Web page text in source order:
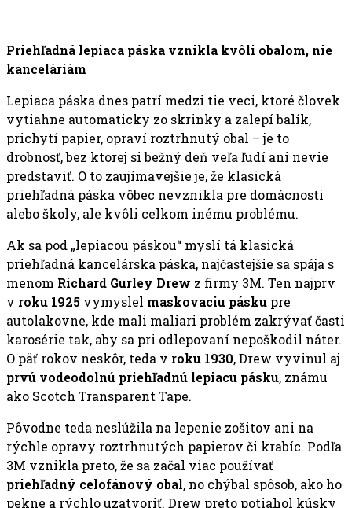
Priehľadná lepiaca páska vznikla kvôli obalom, nie
kanceláriám
Lepiaca páska dnes patrí medzi tie veci, ktoré človek
vytiahne automaticky zo skrinky a zalepí balík,
prichytí papier, opraví roztrhnutý obal – je to
drobnosť, bez ktorej si bežný deň veľa ľudí ani nevie
predstaviť. O to zaujímavejšie je, že klasická
priehľadná páska vôbec nevznikla pre domácnosti
alebo školy, ale kvôli celkom inému problému.
Ak sa pod „lepiacou páskou“ myslí tá klasická
priehľadná kancelárska páska, najčastejšie sa spája s
menom Richard Gurley Drew z firmy 3M. Ten najprv
v roku 1925 vymyslel maskovaciu pásku pre
autolakovne, kde mali maliari problém zakrývať časti
karosérie tak, aby sa pri odlepovaní nepoškodil náter.
O päť rokov neskôr, teda v roku 1930, Drew vyvinul aj
prvú vodeodolnú priehľadnú lepiacu pásku, známu
ako Scotch Transparent Tape.
Pôvodne teda neslúžila na lepenie zošitov ani na
rýchle opravy roztrhnutých papierov či krabíc. Podľa
3M vznikla preto, že sa začal viac používať
priehľadný celofánový obal, no chýbal spôsob, ako ho
pekne a rýchlo uzatvoriť. Drew preto potiahol kúsky